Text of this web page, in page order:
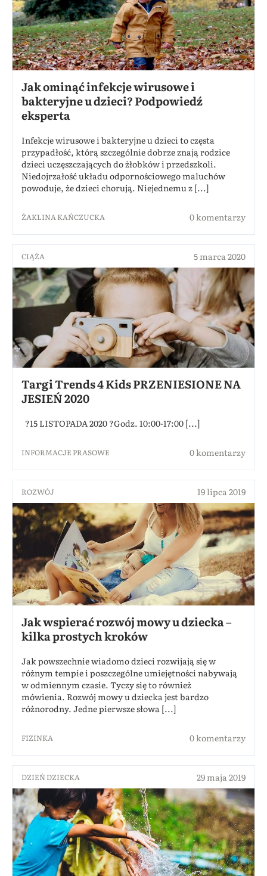
Jak ominąć infekcje wirusowe i
bakteryjne u dzieci? Podpowiedź
eksperta
Infekcje wirusowe i bakteryjne u dzieci to częsta
przypadłość, którą szczególnie dobrze znają rodzice
dzieci uczęszczających do żłobków i przedszkoli.
Niedojrzałość układu odpornościowego maluchów
powoduje, że dzieci chorują. Niejednemu z [...]
ŻAKLINA KAŃCZUCKA 0 komentarzy
CIĄŻA 5 marca 2020
Targi Trends 4 Kids PRZENIESIONE NA
JESIEŃ 2020
?15 LISTOPADA 2020 ?Godz. 10:00-17:00 [...]
INFORMACJE PRASOWE 0 komentarzy
ROZWÓJ 19 lipca 2019
Jak wspierać rozwój mowy u dziecka –
kilka prostych kroków
Jak powszechnie wiadomo dzieci rozwijają się w
różnym tempie i poszczególne umiejętności nabywają
w odmiennym czasie. Tyczy się to również
mówienia. Rozwój mowy u dziecka jest bardzo
różnorodny. Jedne pierwsze słowa [...]
FIZINKA 0 komentarzy
DZIEŃ DZIECKA 29 maja 2019